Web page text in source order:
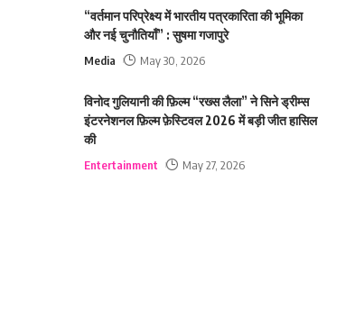
“वर्तमान परिप्रेक्ष्य में भारतीय पत्रकारिता की भूमिका
और नई चुनौतियाँ” : सुषमा गजापुरे
Media May 30, 2026
विनोद गुलियानी की फ़िल्म “रख्स लैला” ने सिने ड्रीम्स
इंटरनेशनल फ़िल्म फ़ेस्टिवल 2026 में बड़ी जीत हासिल
की
Entertainment May 27, 2026